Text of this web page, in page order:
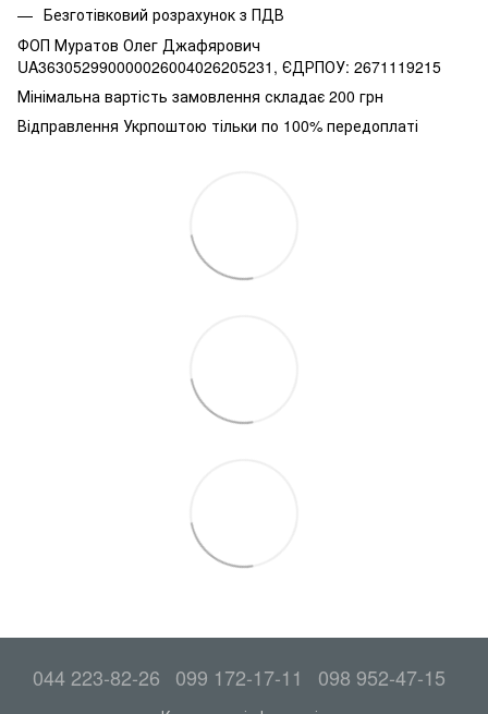
Безготівковий розрахунок з ПДВ
ФОП Муратов Олег Джафярович
UA363052990000026004026205231, ЄДРПОУ: 2671119215
Мінімальна вартість замовлення складає 200 грн
Відправлення Укрпоштою тільки по 100% передоплаті
044 223-82-26 099 172-17-11 098 952-47-15